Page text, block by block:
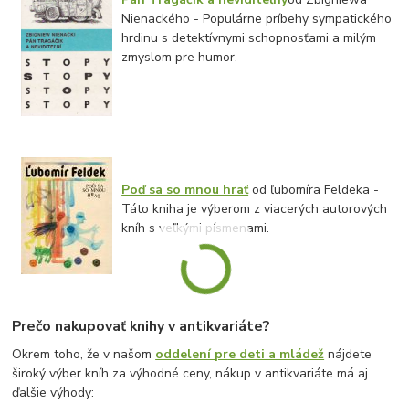
Nienackého - Populárne príbehy sympatického
hrdinu s detektívnymi schopnosťami a milým
zmyslom pre humor.
Poď sa so mnou hraťod ľubomíra Feldeka -
Táto kniha je výberom z viacerých autorových
kníh s veľkými písmenami.
Prečo nakupovať knihy v antikvariáte?
Okrem toho, že v našom oddelení pre deti a mládež nájdete
široký výber kníh za výhodné ceny, nákup v antikvariáte má aj
ďalšie výhody: